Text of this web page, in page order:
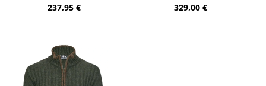
Regulärer Preis:
237,95 €
Regulärer Preis:
329,00 €